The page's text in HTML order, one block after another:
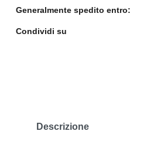
Generalmente spedito entro:
Condividi su
Descrizione